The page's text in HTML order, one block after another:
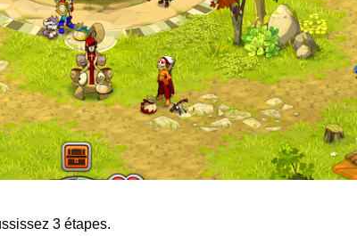
3 étapes.